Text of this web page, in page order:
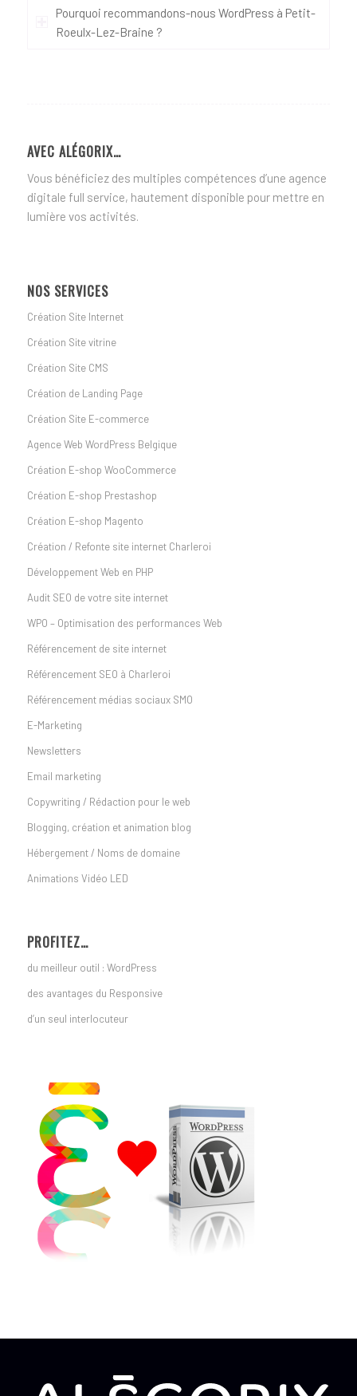
Pourquoi recommandons-nous WordPress à Petit-
Roeulx-Lez-Braine ?
AVEC ALÉGORIX…
Vous bénéficiez des multiples compétences d’une agence
digitale full service, hautement disponible pour mettre en
lumière vos activités.
NOS SERVICES
Création Site Internet
Création Site vitrine
Création Site CMS
Création de Landing Page
Création Site E-commerce
Agence Web WordPress Belgique
Création E-shop WooCommerce
Création E-shop Prestashop
Création E-shop Magento
Création / Refonte site internet Charleroi
Développement Web en PHP
Audit SEO de votre site internet
WPO – Optimisation des performances Web
Référencement de site internet
Référencement SEO à Charleroi
Référencement médias sociaux SMO
E-Marketing
Newsletters
Email marketing
Copywriting / Rédaction pour le web
Blogging, création et animation blog
Hébergement / Noms de domaine
Animations Vidéo LED
PROFITEZ…
du meilleur outil : WordPress
des avantages du Responsive
d’un seul interlocuteur